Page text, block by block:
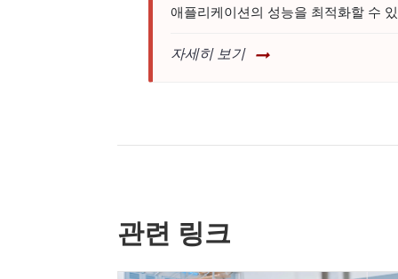
애플리케이션의 성능을 최적화할 수
자세히 보기
관련 링크